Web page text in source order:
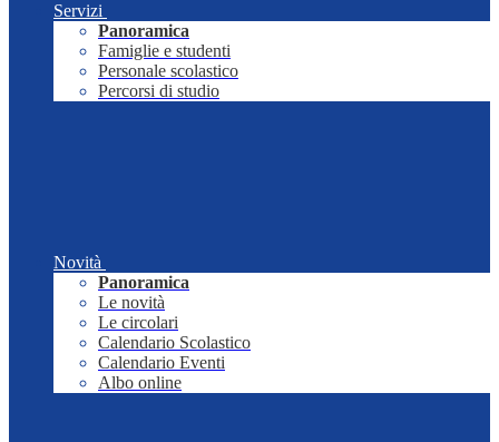
Servizi
Panoramica
Famiglie e studenti
Personale scolastico
Percorsi di studio
Novità
Panoramica
Le novità
Le circolari
Calendario Scolastico
Calendario Eventi
Albo online